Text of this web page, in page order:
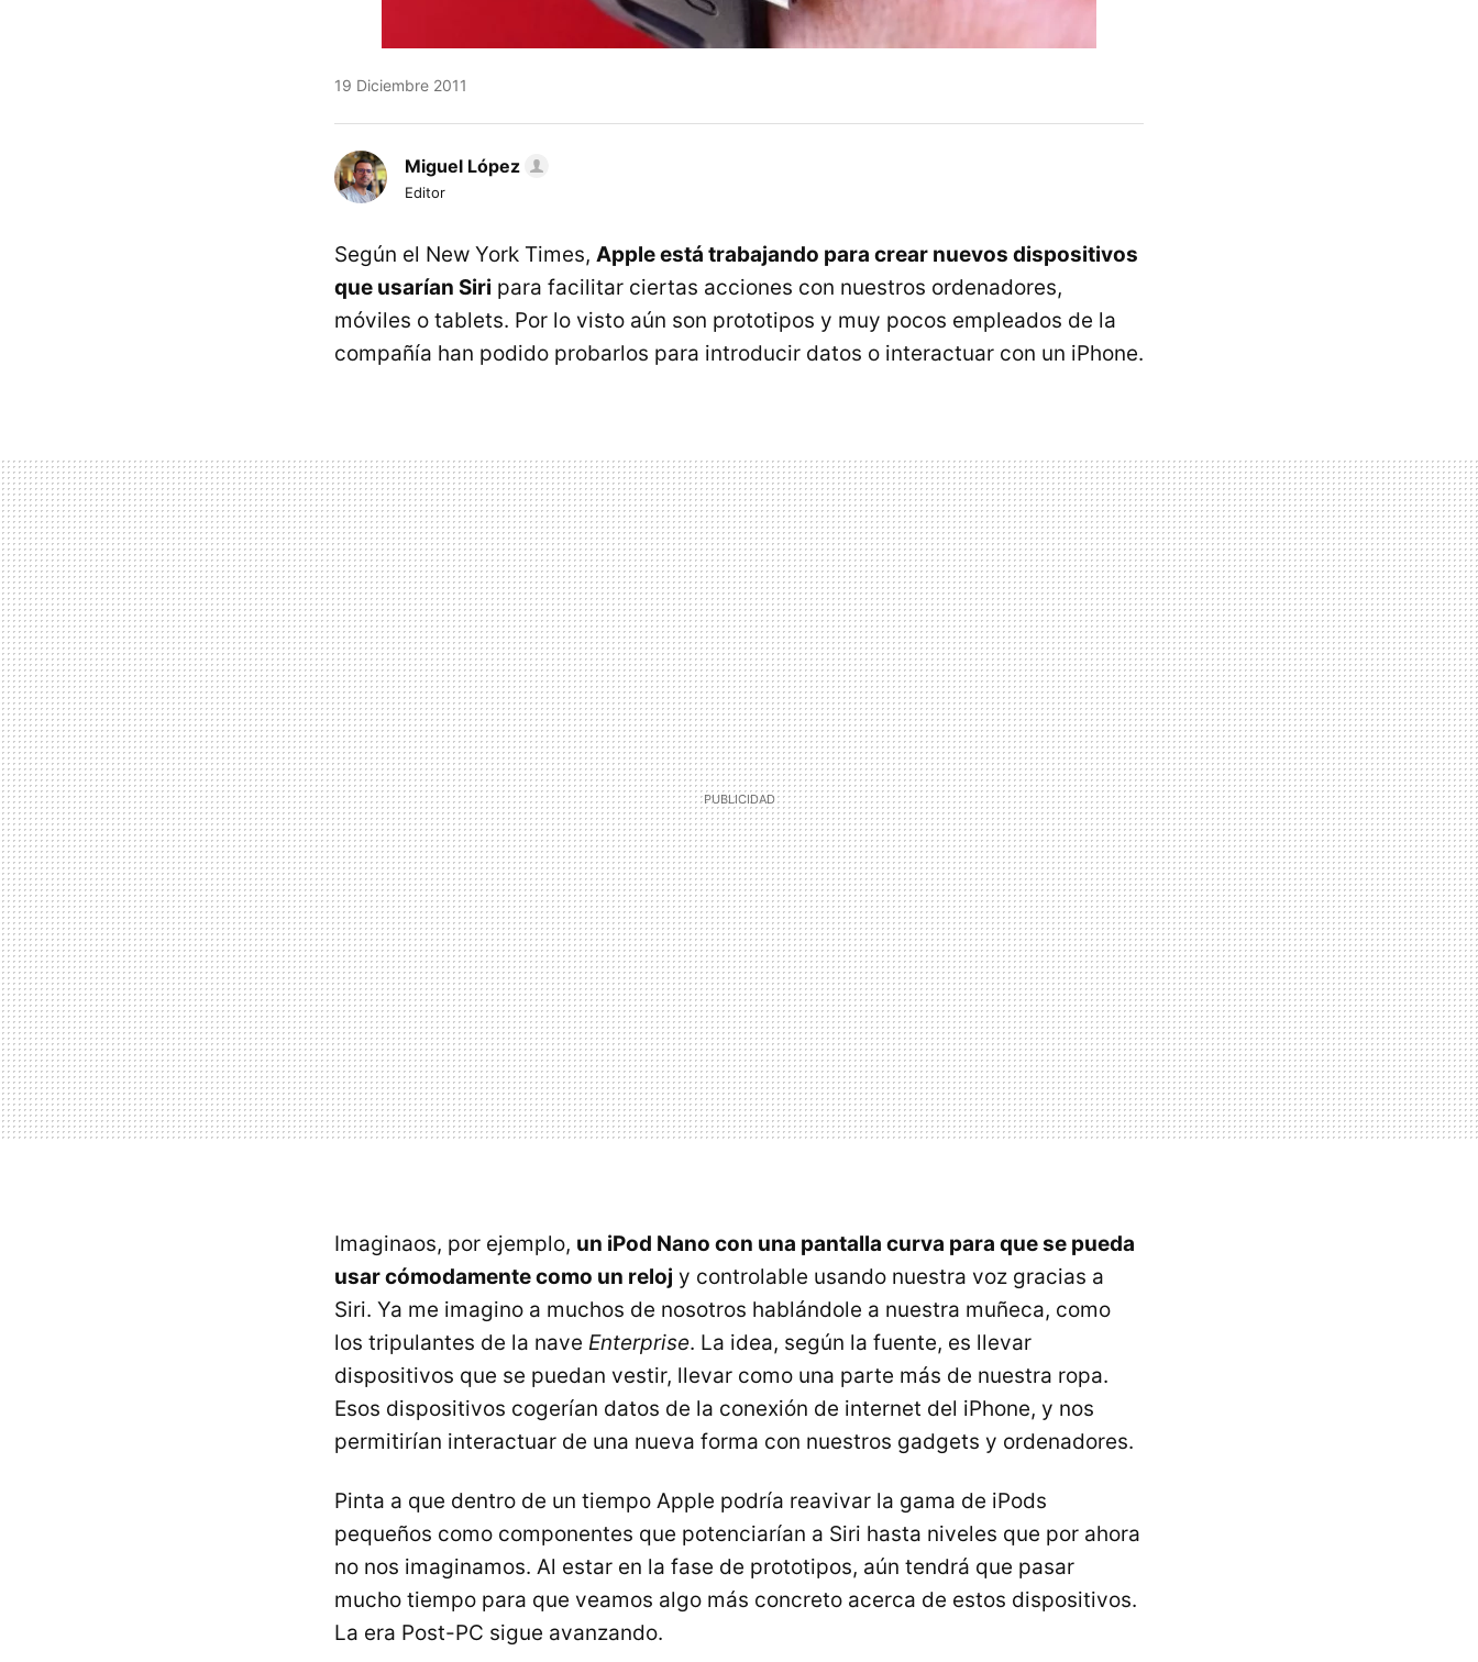
19 Diciembre 2011
Miguel López
Editor
Según el New York Times, Apple está trabajando para crear nuevos dispositivos
que usarían Siri para facilitar ciertas acciones con nuestros ordenadores,
móviles o tablets. Por lo visto aún son prototipos y muy pocos empleados de la
compañía han podido probarlos para introducir datos o interactuar con un iPhone.
Imaginaos, por ejemplo, un iPod Nano con una pantalla curva para que se pueda
usar cómodamente como un reloj y controlable usando nuestra voz gracias a
Siri. Ya me imagino a muchos de nosotros hablándole a nuestra muñeca, como
los tripulantes de la nave Enterprise. La idea, según la fuente, es llevar
dispositivos que se puedan vestir, llevar como una parte más de nuestra ropa.
Esos dispositivos cogerían datos de la conexión de internet del iPhone, y nos
permitirían interactuar de una nueva forma con nuestros gadgets y ordenadores.
Pinta a que dentro de un tiempo Apple podría reavivar la gama de iPods
pequeños como componentes que potenciarían a Siri hasta niveles que por ahora
no nos imaginamos. Al estar en la fase de prototipos, aún tendrá que pasar
mucho tiempo para que veamos algo más concreto acerca de estos dispositivos.
La era Post-PC sigue avanzando.